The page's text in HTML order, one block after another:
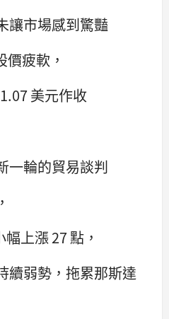
讓市場感到驚豔
價疲軟，
美元作收
一輪的貿易談判
上漲 27 點，
續弱勢，拖累那斯達